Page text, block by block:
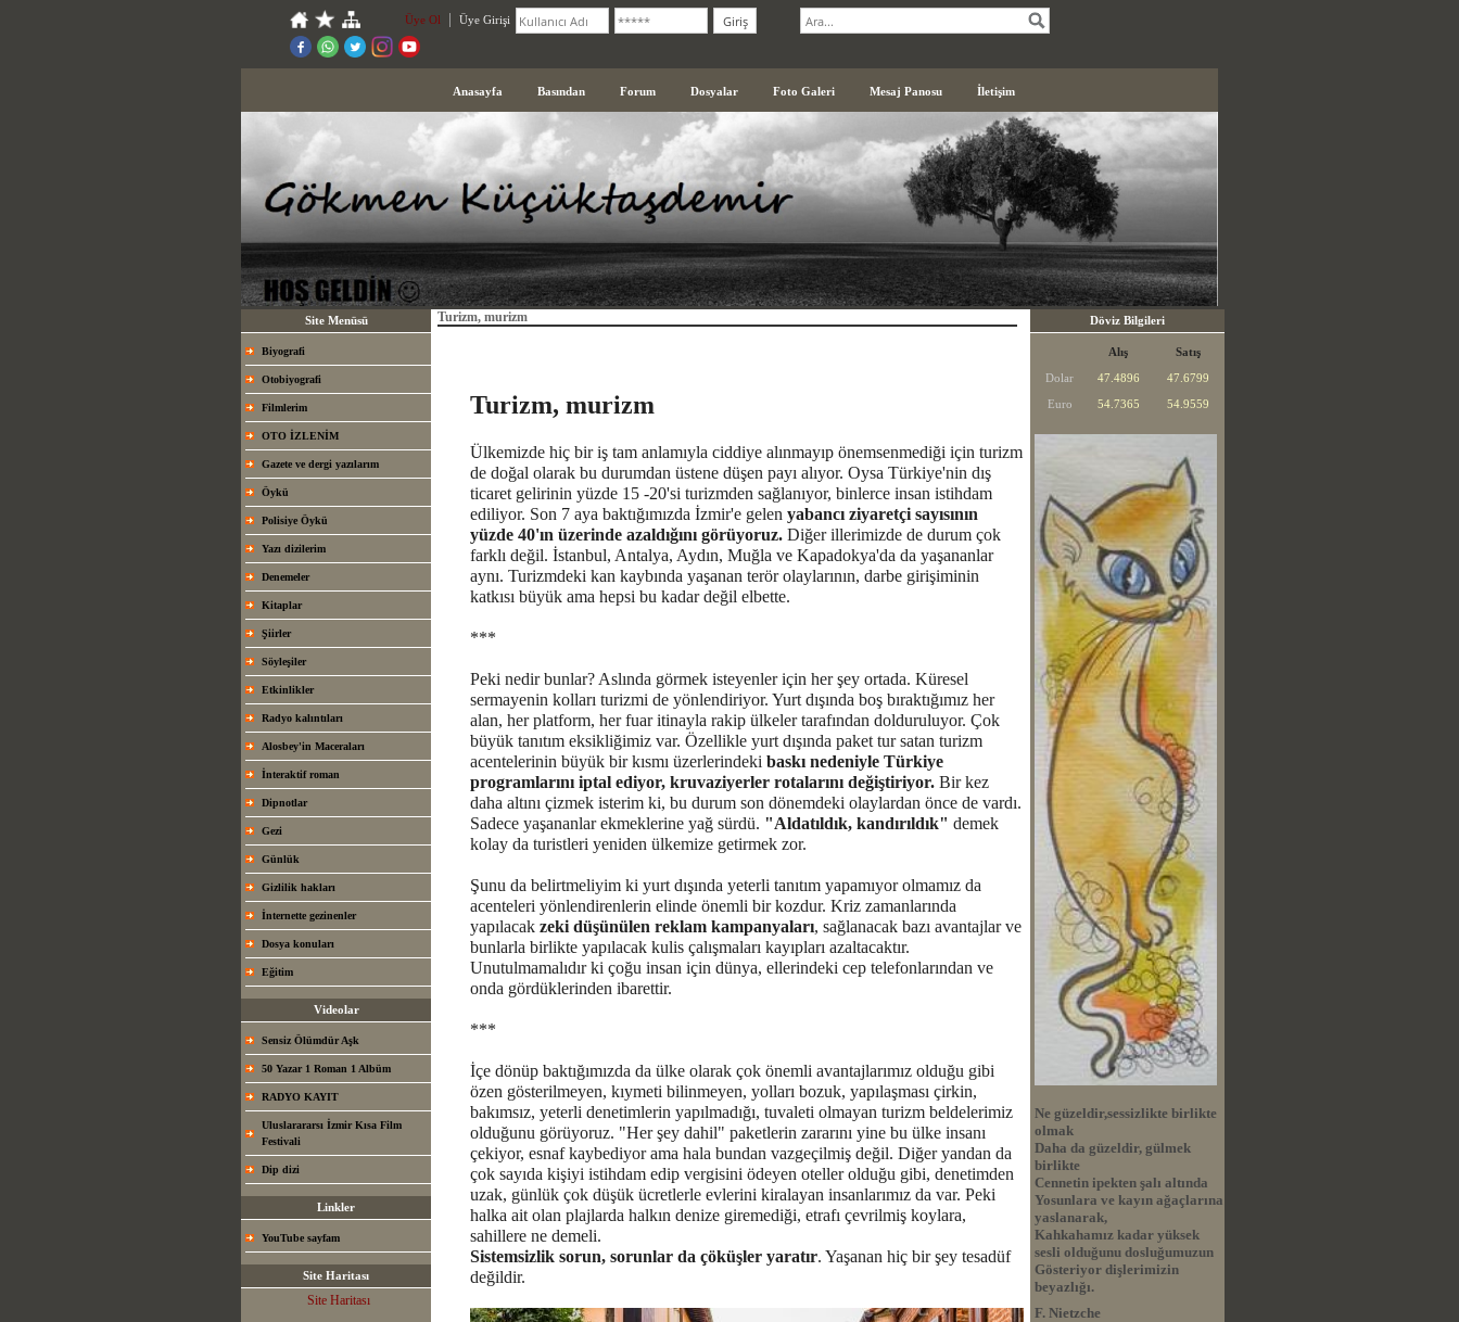
Üye Ol Üye Girişi
Anasayfa Basından Forum Dosyalar Foto Galeri Mesaj Panosu İletişim
Site Menüsü
Biyografi
Otobiyografi
Filmlerim
OTO İZLENİM
Gazete ve dergi yazılarım
Öykü
Polisiye Öykü
Yazı dizilerim
Denemeler
Kitaplar
Şiirler
Söyleşiler
Etkinlikler
Radyo kalıntıları
Alosbey'in Maceraları
İnteraktif roman
Dipnotlar
Gezi
Günlük
Gizlilik hakları
İnternette gezinenler
Dosya konuları
Eğitim
Videolar
Sensiz Ölümdür Aşk
50 Yazar 1 Roman 1 Albüm
RADYO KAYIT
Uluslarararsı İzmir Kısa Film
Festivali
Dip dizi
Linkler
YouTube sayfam
Site Haritası
Site Haritası
Turizm, murizm
Turizm, murizm
Ülkemizde hiç bir iş tam anlamıyla ciddiye alınmayıp önemsenmediği için turizm
de doğal olarak bu durumdan üstene düşen payı alıyor. Oysa Türkiye'nin dış
ticaret gelirinin yüzde 15 -20'si turizmden sağlanıyor, binlerce insan istihdam
ediliyor. Son 7 aya baktığımızda İzmir'e gelen yabancı ziyaretçi sayısının
yüzde 40'ın üzerinde azaldığını görüyoruz. Diğer illerimizde de durum çok
farklı değil. İstanbul, Antalya, Aydın, Muğla ve Kapadokya'da da yaşananlar
aynı. Turizmdeki kan kaybında yaşanan terör olaylarının, darbe girişiminin
katkısı büyük ama hepsi bu kadar değil elbette.
***
Peki nedir bunlar? Aslında görmek isteyenler için her şey ortada. Küresel
sermayenin kolları turizmi de yönlendiriyor. Yurt dışında boş bıraktığımız her
alan, her platform, her fuar itinayla rakip ülkeler tarafından dolduruluyor. Çok
büyük tanıtım eksikliğimiz var. Özellikle yurt dışında paket tur satan turizm
acentelerinin büyük bir kısmı üzerlerindeki baskı nedeniyle Türkiye
programlarını iptal ediyor, kruvaziyerler rotalarını değiştiriyor. Bir kez
daha altını çizmek isterim ki, bu durum son dönemdeki olaylardan önce de vardı.
Sadece yaşananlar ekmeklerine yağ sürdü. "Aldatıldık, kandırıldık" demek
kolay da turistleri yeniden ülkemize getirmek zor.
Şunu da belirtmeliyim ki yurt dışında yeterli tanıtım yapamıyor olmamız da
acenteleri yönlendirenlerin elinde önemli bir kozdur. Kriz zamanlarında
yapılacak zeki düşünülen reklam kampanyaları, sağlanacak bazı avantajlar ve
bunlarla birlikte yapılacak kulis çalışmaları kayıpları azaltacaktır.
Unutulmamalıdır ki çoğu insan için dünya, ellerindeki cep telefonlarından ve
onda gördüklerinden ibarettir.
***
İçe dönüp baktığımızda da ülke olarak çok önemli avantajlarımız olduğu gibi
özen gösterilmeyen, kıymeti bilinmeyen, yolları bozuk, yapılaşması çirkin,
bakımsız, yeterli denetimlerin yapılmadığı, tuvaleti olmayan turizm beldelerimiz
olduğunu görüyoruz. "Her şey dahil" paketlerin zararını yine bu ülke insanı
çekiyor, esnaf kaybediyor ama hala bundan vazgeçilmiş değil. Diğer yandan da
çok sayıda kişiyi istihdam edip vergisini ödeyen oteller olduğu gibi, denetimden
uzak, günlük çok düşük ücretlerle evlerini kiralayan insanlarımız da var. Peki
halka ait olan plajlarda halkın denize giremediği, etrafı çevrilmiş koylara,
sahillere ne demeli.
Sistemsizlik sorun, sorunlar da çöküşler yaratır. Yaşanan hiç bir şey tesadüf
değildir.
Döviz Bilgileri
Alış
Satış
Dolar
47.4896
47.6799
Euro
54.7365 54.9559
Ne güzeldir,sessizlikte birlikte
olmak
Daha da güzeldir, gülmek
birlikte
Cennetin ipekten şalı altında
Yosunlara ve kayın ağaçlarına
yaslanarak,
Kahkahamız kadar yüksek
sesli olduğunu dosluğumuzun
Gösteriyor dişlerimizin
beyazlığı.
F. Nietzche